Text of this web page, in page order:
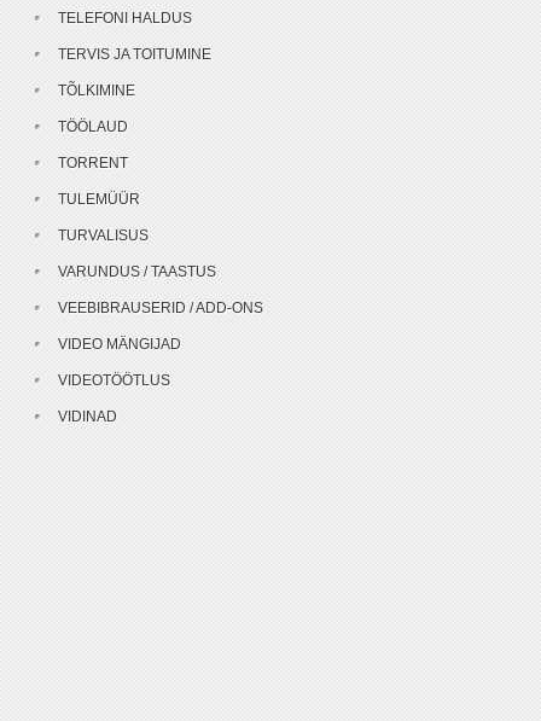
TELEFONI HALDUS
TERVIS JA TOITUMINE
TÕLKIMINE
TÖÖLAUD
TORRENT
TULEMÜÜR
TURVALISUS
VARUNDUS / TAASTUS
VEEBIBRAUSERID / ADD-ONS
VIDEO MÄNGIJAD
VIDEOTÖÖTLUS
VIDINAD